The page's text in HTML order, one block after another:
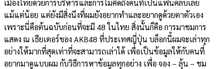
เมืองไทยด้วยการบริหารและการไม่คิดถึงคนที่เป็นแฟนคลับเลย
แม้แต่น้อย แต่ยังมีสิ่งนึงที่ผมยังอยากทำและอยากดูด้วยตาตัวเอง
เพราะนี่คือต้นฉบับก่อนที่จะมี 48 ในไทย สิ่งนั้นก็คือ การมาชมการ
แสดง ณ เธียเตอร์ของ AKB48 ที่ประเทศญี่ปุ่น บล็อกนี้ผมจะเล่าทุก
อย่างให้มากที่สุดเท่าที่จะสามารถเล่าได้ เพื่อเป็นข้อมูลให้กับคนที่
อยากมาดูแบบผม กับวิธีการหาข้อมูลทุกอย่าง เพื่อ จอง – ลุ้น – ชม